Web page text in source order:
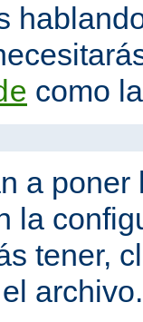
como
a poner
la
tener,
archivo.